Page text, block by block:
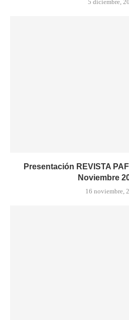
5 diciembre,
Presentación REVISTA
Noviembre
16 noviembre,